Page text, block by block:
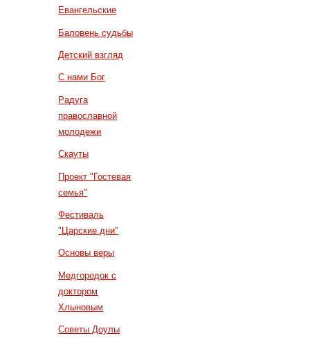
Евангельские
Баловень судьбы
Детский взгляд
С нами Бог
Радуга
православной
молодежи
Скауты
Проект "Гостевая
семья"
Фестиваль
"Царские дни"
Основы веры
Медгородок с
доктором
Хлыновым
Советы Доулы